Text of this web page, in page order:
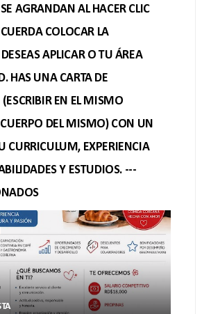
AGRANDAN AL HACER CLIC
COLOCAR LA
APLICAR O TU ÁREA
HAS UNA CARTA DE
(ESCRIBIR EN EL MISMO
CUERPO DEL MISMO) CON UN
CURRICULUM, EXPERIENCIA
Y ESTUDIOS. ---